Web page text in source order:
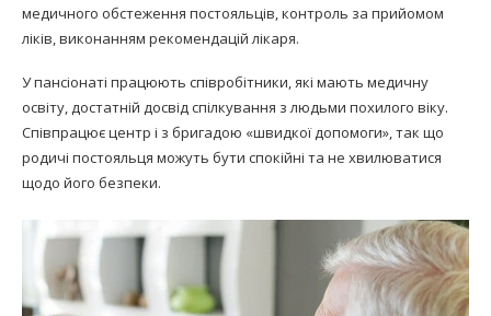
медичного обстеження постояльців, контроль за прийомом
ліків, виконанням рекомендацій лікаря.
У пансіонаті працюють співробітники, які мають медичну
освіту, достатній досвід спілкування з людьми похилого віку.
Співпрацює центр і з бригадою «швидкої допомоги», так що
родичі постояльця можуть бути спокійні та не хвилюватися
щодо його безпеки.